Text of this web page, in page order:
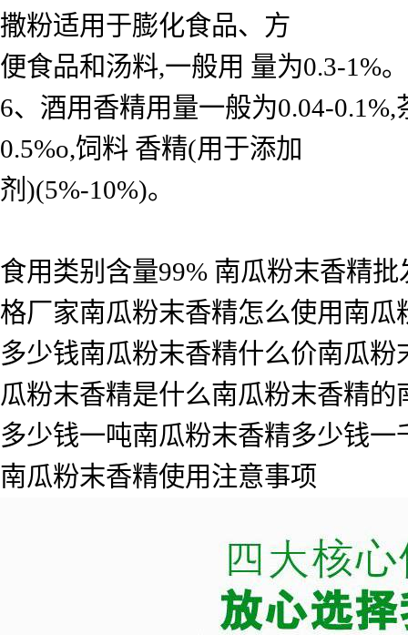
撒粉适用于膨化食品、方
便食品和汤料,一般用 量为0.3-1%。
6、酒用香精用量一般为0.04-
0.5%o,饲料 香精(用于添加
剂)(5%-10%)。
食用类别含量99% 南瓜粉末香精
格厂家南瓜粉末香精怎么使用南
多少钱南瓜粉末香精什么价南瓜
瓜粉末香精是什么南瓜粉末香精
多少钱一吨南瓜粉末香精多少钱
南瓜粉末香精使用注意事项